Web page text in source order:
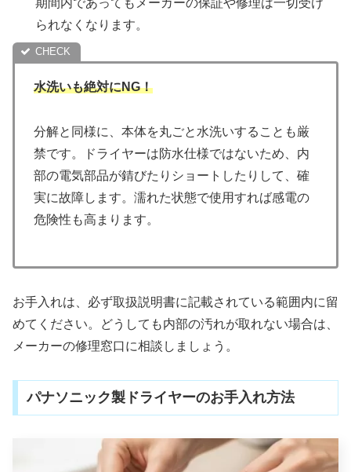
期間内であってもメーカーの保証や修理は一切受け
られなくなります。
水洗いも絶対にNG！
分解と同様に、本体を丸ごと水洗いすることも厳
禁です。ドライヤーは防水仕様ではないため、内
部の電気部品が錆びたりショートしたりして、確
実に故障します。濡れた状態で使用すれば感電の
危険性も高まります。
お手入れは、必ず取扱説明書に記載されている範囲内に留
めてください。どうしても内部の汚れが取れない場合は、
メーカーの修理窓口に相談しましょう。
パナソニック製ドライヤーのお手入れ方法